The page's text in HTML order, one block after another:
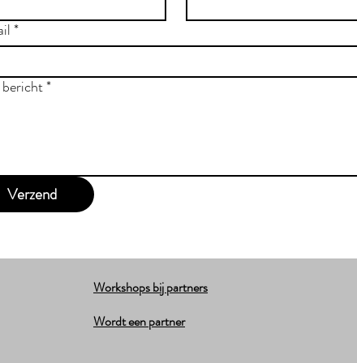
*
*
Verzend
Workshops bij partners
Wordt een partner